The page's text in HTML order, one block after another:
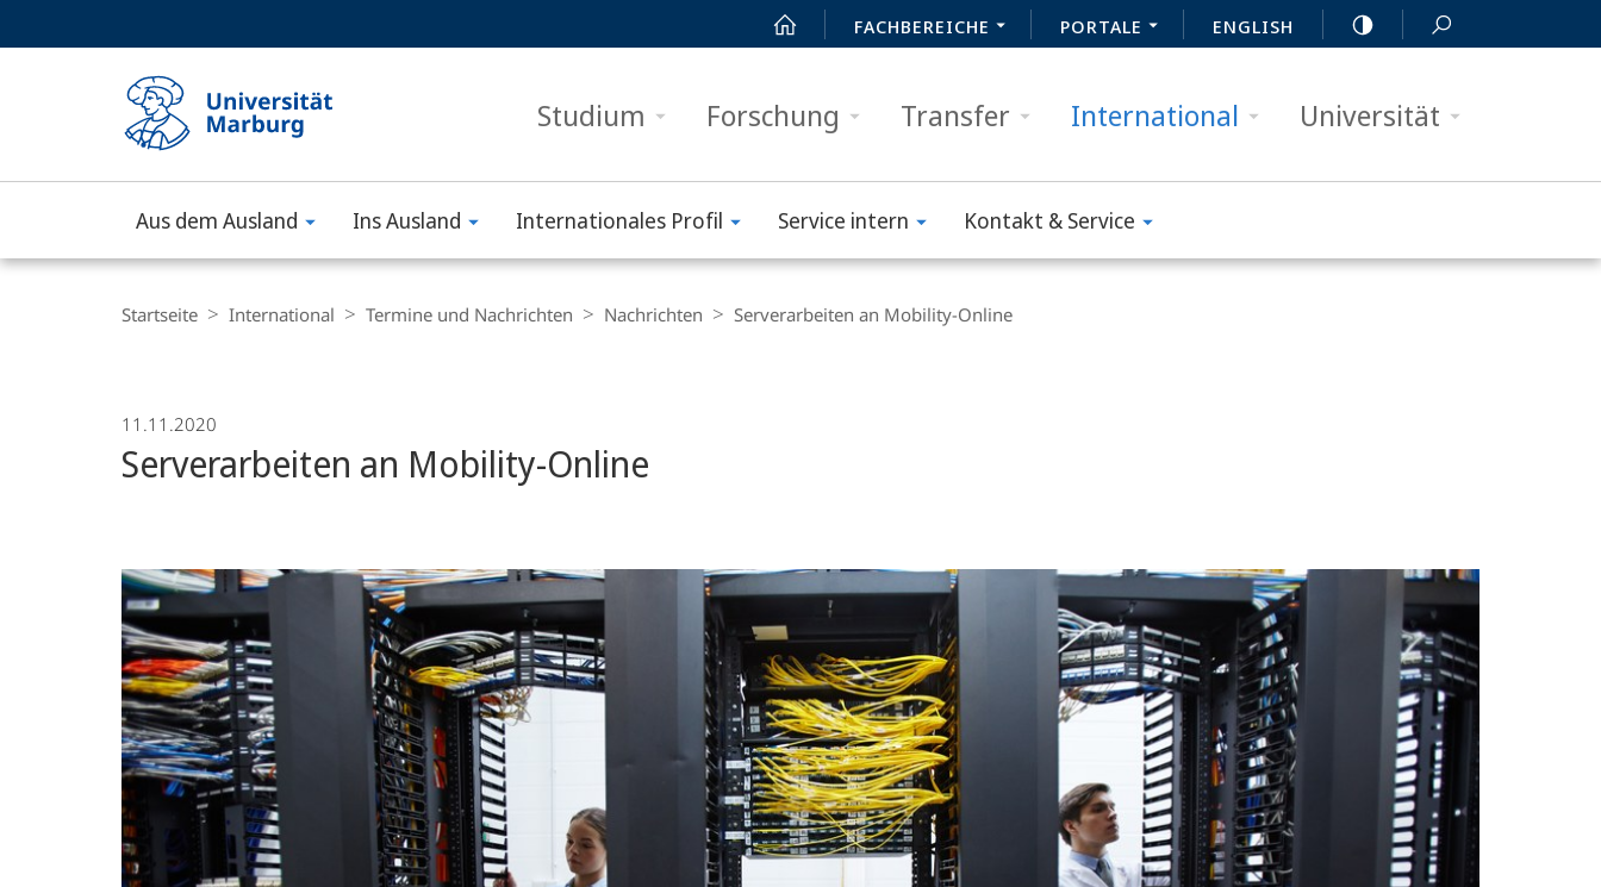
FACHBEREICHE PORTALE ENGLISH
Studium Forschung Transfer International Universität
Philipps-
Universität
Marburg
Aus dem Ausland Ins Ausland Internationales Profil Service intern Kontakt & Service
Navigation
Startseite International Termine und Nachrichten Nachrichten Serverarbeiten an Mobility-Online
11.11.2020
Serverarbeiten an Mobility-Online